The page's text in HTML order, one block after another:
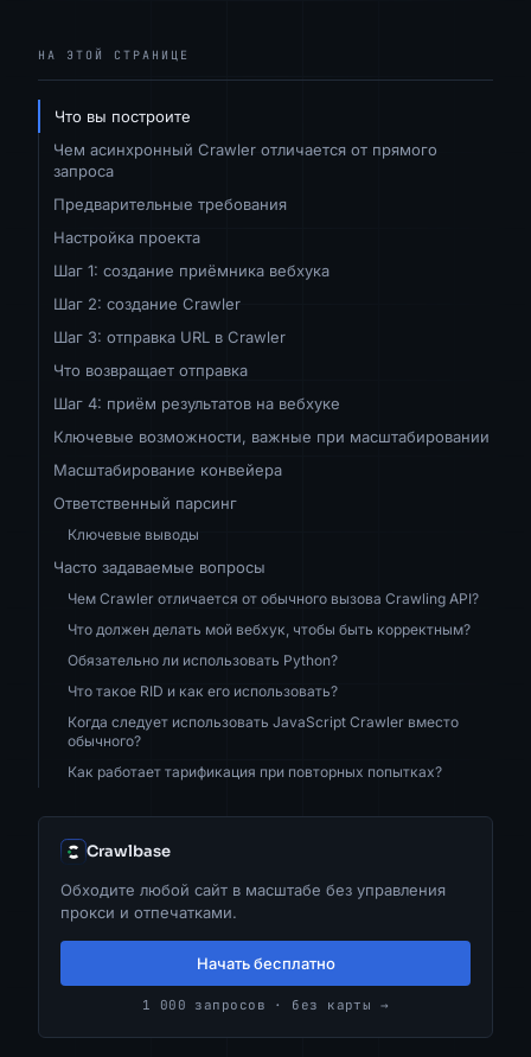
НА ЭТОЙ СТРАНИЦЕ
Что вы построите
Чем асинхронный Crawler отличается от прямого
запроса
Предварительные требования
Настройка проекта
Шаг 1: создание приёмника вебхука
Шаг 2: создание Crawler
Шаг 3: отправка URL в Crawler
Что возвращает отправка
Шаг 4: приём результатов на вебхуке
Ключевые возможности, важные при масштабировании
Масштабирование конвейера
Ответственный парсинг
Ключевые выводы
Часто задаваемые вопросы
Чем Crawler отличается от обычного вызова Crawling API?
Что должен делать мой вебхук, чтобы быть корректным?
Обязательно ли использовать Python?
Что такое RID и как его использовать?
Когда следует использовать JavaScript Crawler вместо
обычного?
Как работает тарификация при повторных попытках?
Crawlbase
Обходите любой сайт в масштабе без управления
прокси и отпечатками.
Начать бесплатно
1 000 запросов · без карты →